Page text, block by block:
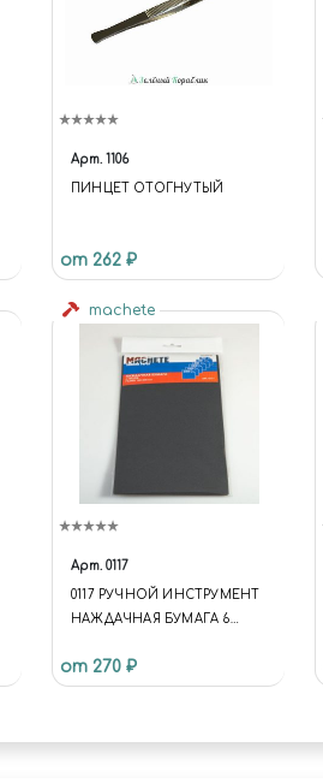
Арт. 1106
ПИНЦЕТ ОТОГНУТЫЙ
от 262 ₽
machete
Арт. 0117
0117 РУЧНОЙ ИНСТРУМЕНТ
НАЖДАЧНАЯ БУМАГА 6
ЛИСТОВ
от 270 ₽